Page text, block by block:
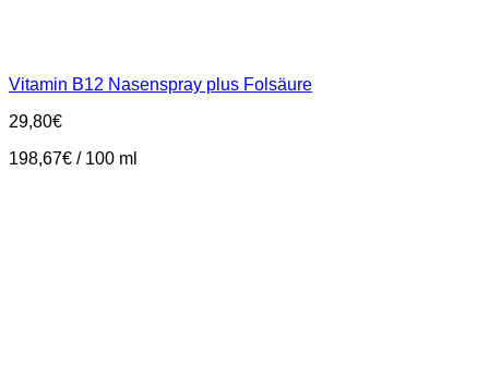
Vitamin B12 Nasenspray plus Folsäure
29,80€
198,67€ / 100 ml